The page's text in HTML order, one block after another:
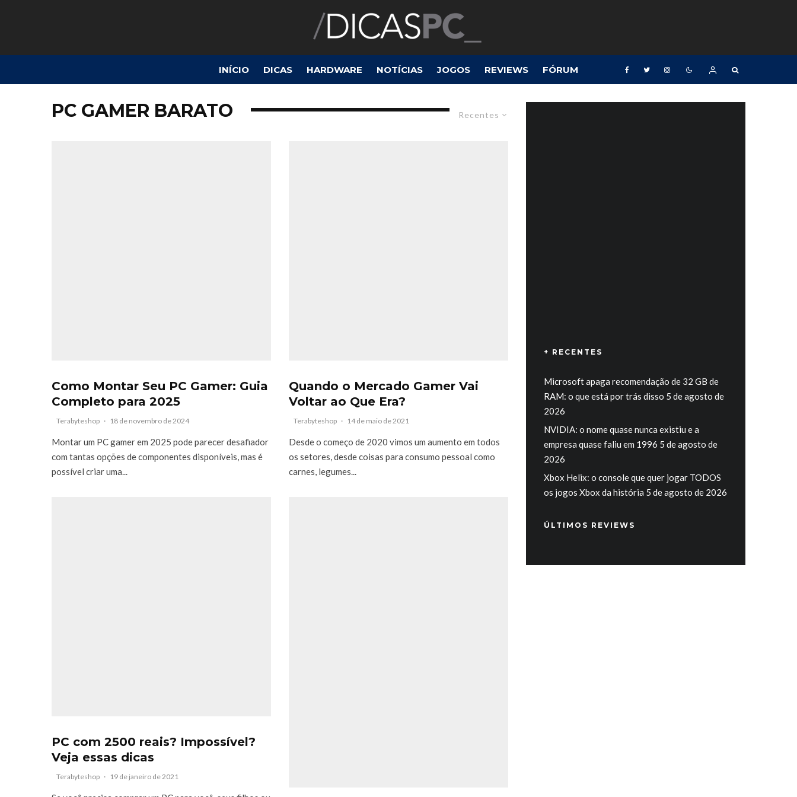
INÍCIO DICAS HARDWARE NOTÍCIAS JOGOS REVIEWS FÓRUM
Recentes
PC GAMER BARATO
Como Montar Seu PC Gamer: Guia
Completo para 2025
Terabyteshop · 18 de novembro de 2024
Montar um PC gamer em 2025 pode parecer desafiador
com tantas opções de componentes disponíveis, mas é
possível criar uma...
PC com 2500 reais? Impossível?
Veja essas dicas
Terabyteshop · 19 de janeiro de 2021
Quando o Mercado Gamer Vai
Voltar ao Que Era?
Terabyteshop · 14 de maio de 2021
Desde o começo de 2020 vimos um aumento em todos
os setores, desde coisas para consumo pessoal como
carnes, legumes...
+ RECENTES
Microsoft apaga recomendação de 32 GB de
RAM: o que está por trás disso 5 de agosto de
2026
NVIDIA: o nome quase nunca existiu e a
empresa quase faliu em 1996 5 de agosto de
2026
Xbox Helix: o console que quer jogar TODOS
os jogos Xbox da história 5 de agosto de 2026
ÚLTIMOS REVIEWS